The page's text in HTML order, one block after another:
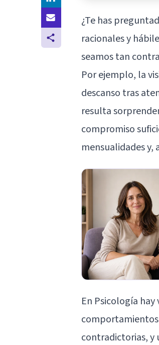
¿Te has
racionales y
seamos tan
Por ejemplo, la
descanso tras
resulta
compromiso
mensualidades y,
En Psicología
contradictorias, y